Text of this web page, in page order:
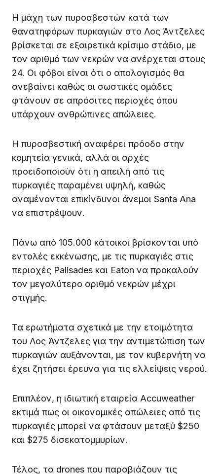
Η μάχη των πυροσβεστών κατά των
θανατηφόρων πυρκαγιών στο Λος Άντζελες
βρίσκεται σε εξαιρετικά κρίσιμο στάδιο, με
τον αριθμό των νεκρών να ανέρχεται στους
24. Οι φόβοι είναι ότι ο απολογισμός θα
ανεβαίνει καθώς οι σωστικές ομάδες
φτάνουν σε απρόσιτες περιοχές όπου
υπάρχουν ανθρώπινες απώλειες.
Η πυροσβεστική αναφέρει πρόοδο στην
κομητεία γενικά, αλλά οι αρχές
προειδοποιούν ότι η απειλή από τις
πυρκαγιές παραμένει υψηλή, καθώς
αναμένονται επικίνδυνοι άνεμοι Santa Ana
να επιστρέψουν.
Πάνω από 105.000 κάτοικοι βρίσκονται υπό
εντολές εκκένωσης, με τις πυρκαγιές στις
περιοχές Palisades και Eaton να προκαλούν
τον μεγαλύτερο αριθμό νεκρών μέχρι
στιγμής.
Τα ερωτήματα σχετικά με την ετοιμότητα
του Λος Άντζελες για την αντιμετώπιση των
πυρκαγιών αυξάνονται, με τον κυβερνήτη να
έχει ζητήσει έρευνα για τις ελλείψεις νερού.
Επιπλέον, η ιδιωτική εταιρεία Accuweather
εκτιμά πως οι οικονομικές απώλειες από τις
πυρκαγιές μπορεί να φτάσουν μεταξύ $250
και $275 δισεκατομμυρίων.
Τέλος, τα drones που παραβιάζουν τις